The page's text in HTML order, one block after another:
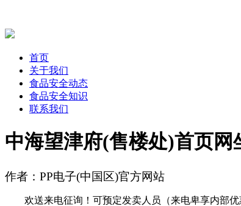
首页
关于我们
食品安全动态
食品安全知识
联系我们
中海望津府(售楼处)首页
作者：PP电子(中国区)官方网站
欢送来电征询！可预定发卖人员（来电卑享内部优